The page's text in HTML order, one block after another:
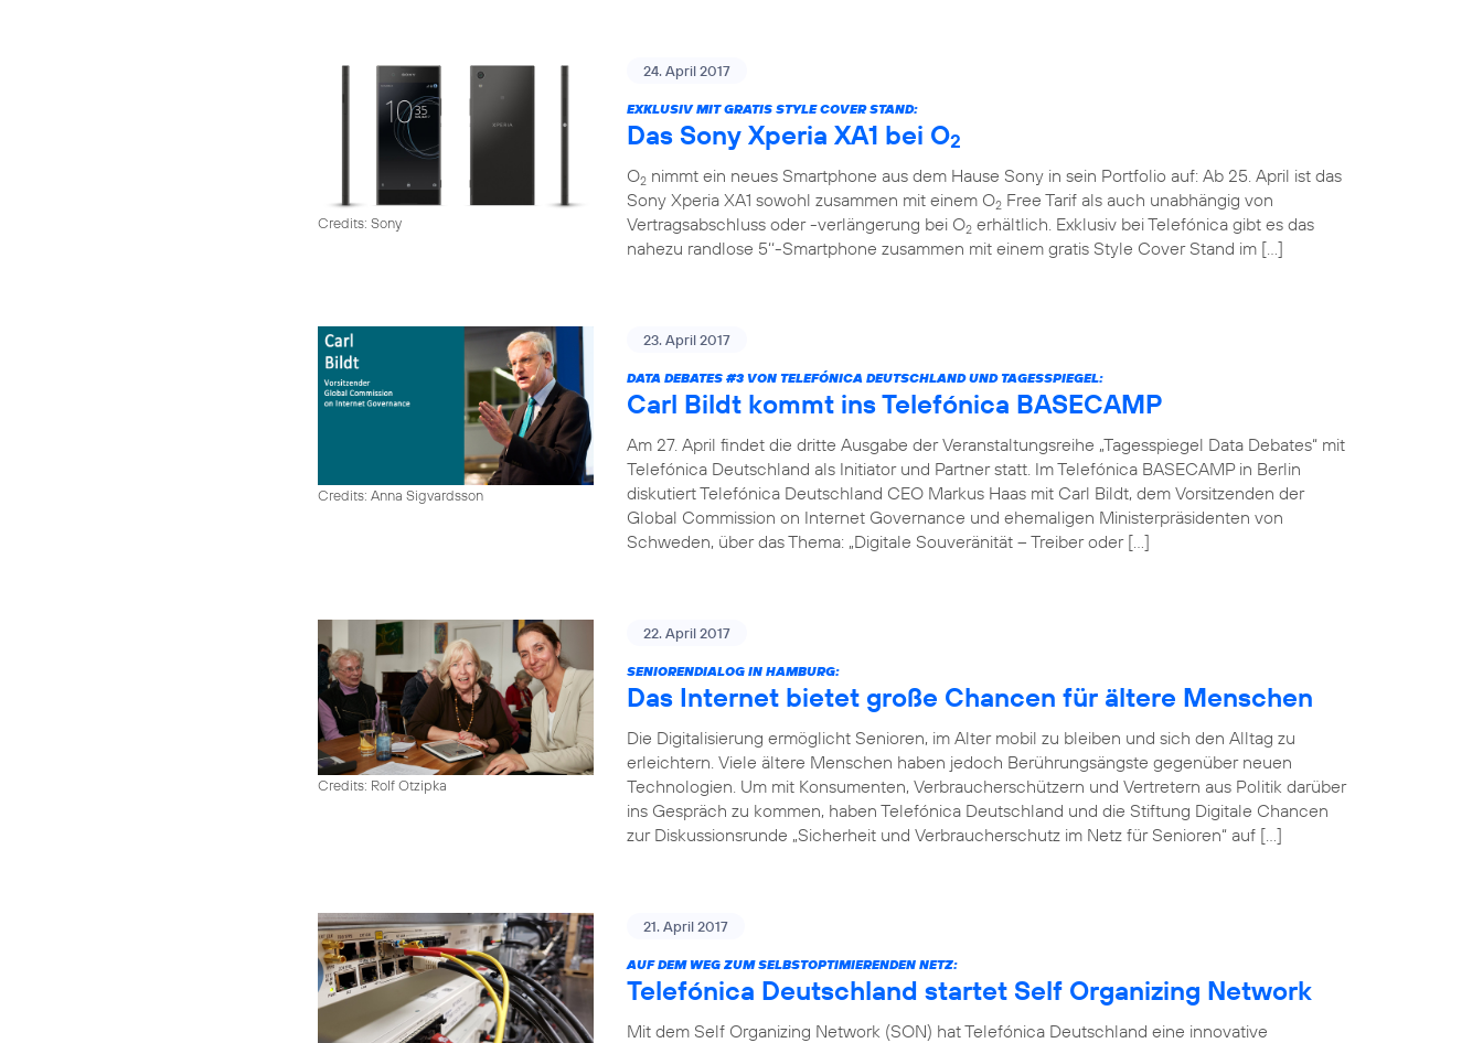
Credits: Sony
24. April 2017
EXKLUSIV MIT GRATIS STYLE COVER STAND:
Das Sony Xperia XA1 bei O2
O2 nimmt ein neues Smartphone aus dem Hause Sony in sein Portfolio auf: Ab 25. April ist das
Sony Xperia XA1 sowohl zusammen mit einem O2 Free Tarif als auch unabhängig von
Vertragsabschluss oder -verlängerung bei O2 erhältlich. Exklusiv bei Telefónica gibt es das
nahezu randlose 5‘‘-Smartphone zusammen mit einem gratis Style Cover Stand im […]
Credits: Anna Sigvardsson
23. April 2017
DATA DEBATES #3VON TELEFÓNICA DEUTSCHLAND UND TAGESSPIEGEL:
Carl Bildt kommt ins Telefónica BASECAMP
Am 27. April findet die dritte Ausgabe der Veranstaltungsreihe „Tagesspiegel Data Debates“ mit
Telefónica Deutschland als Initiator und Partner statt. Im Telefónica BASECAMP in Berlin
diskutiert Telefónica Deutschland CEO Markus Haas mit Carl Bildt, dem Vorsitzenden der
Global Commission on Internet Governance und ehemaligen Ministerpräsidenten von
Schweden, über das Thema: „Digitale Souveränität – Treiber oder […]
Credits: Rolf Otzipka
22. April 2017
SENIORENDIALOG IN HAMBURG:
Das Internet bietet große Chancen für ältere Menschen
Die Digitalisierung ermöglicht Senioren, im Alter mobil zu bleiben und sich den Alltag zu
erleichtern. Viele ältere Menschen haben jedoch Berührungsängste gegenüber neuen
Technologien. Um mit Konsumenten, Verbraucherschützern und Vertretern aus Politik darüber
ins Gespräch zu kommen, haben Telefónica Deutschland und die Stiftung Digitale Chancen
zur Diskussionsrunde „Sicherheit und Verbraucherschutz im Netz für Senioren“ auf […]
21. April 2017
AUF DEM WEG ZUM SELBSTOPTIMIERENDEN NETZ:
Telefónica Deutschland startet Self Organizing Network
Mit dem Self Organizing Network (SON) hat Telefónica Deutschland eine innovative